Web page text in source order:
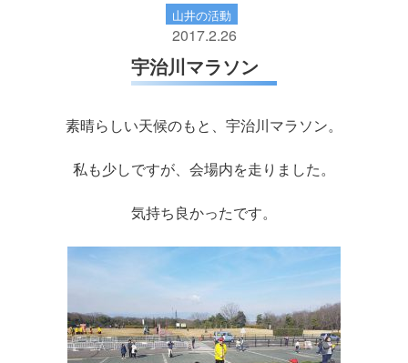
山井の活動
2017.2.26
宇治川マラソン
素晴らしい天候のもと、宇治川マラソン。
私も少しですが、会場内を走りました。
気持ち良かったです。